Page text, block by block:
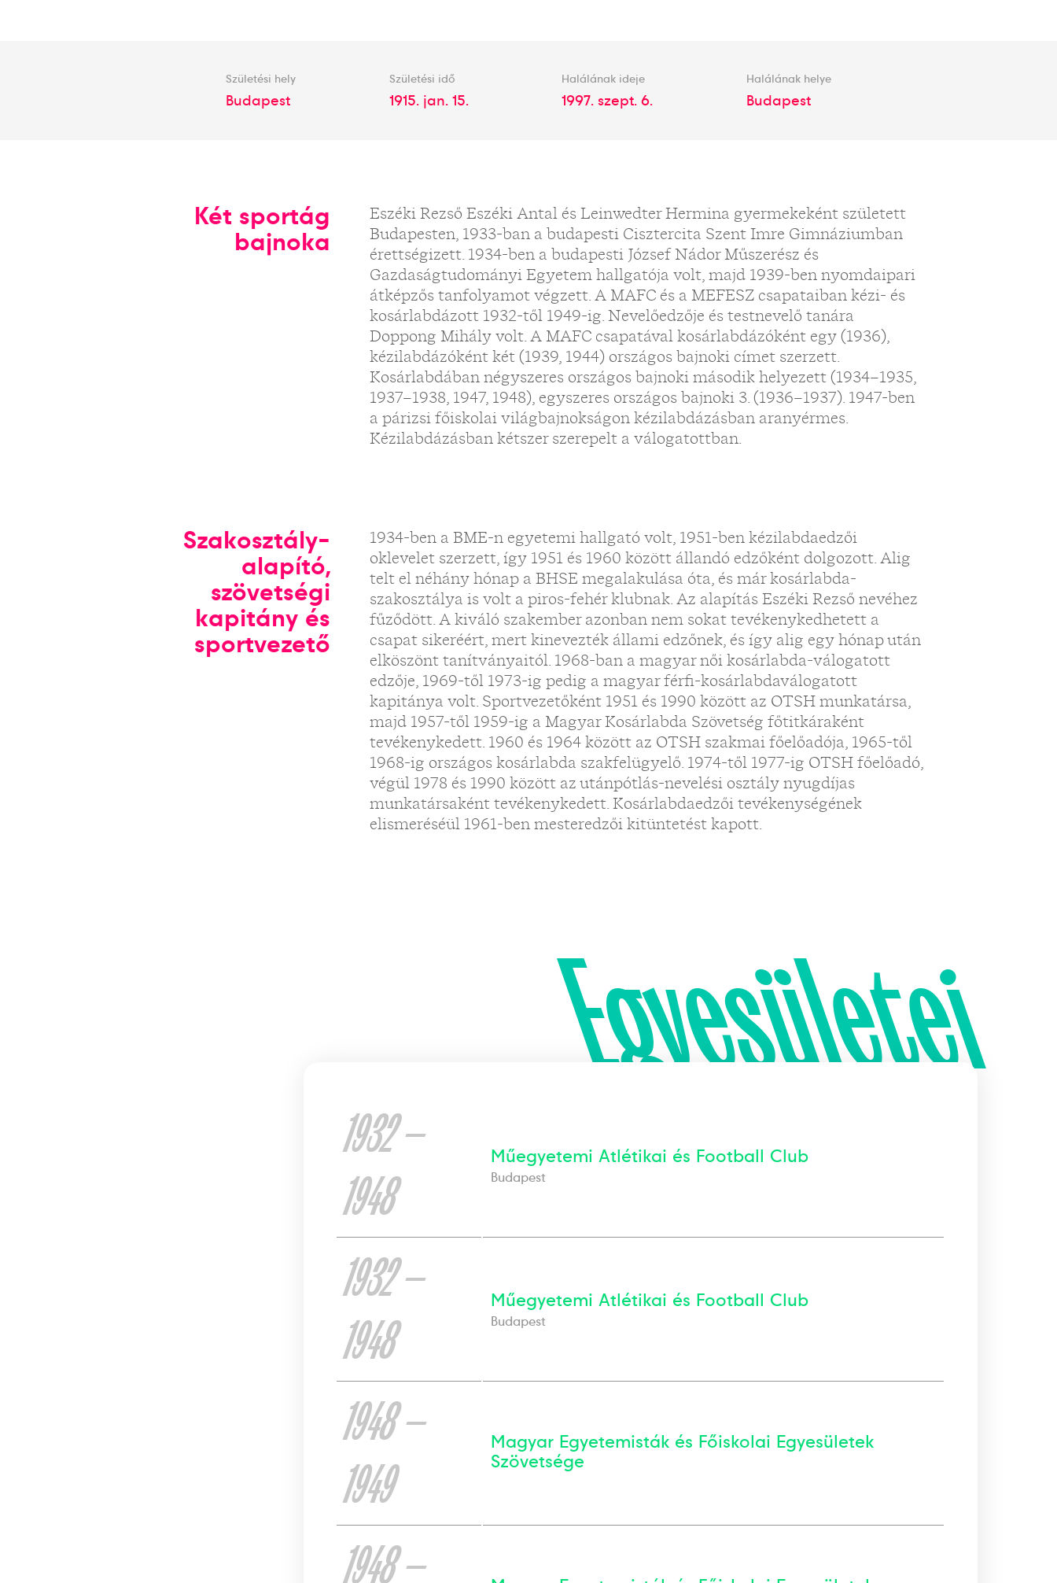
Születési hely
Budapest
Születési idő
1915. jan. 15.
Halálának ideje
1997. szept. 6.
Halálának helye
Budapest
Két sportág
bajnoka
Eszéki Rezső Eszéki Antal és Leinwedter Hermina gyermekeként született
Budapesten, 1933-ban a budapesti Cisztercita Szent Imre Gimnáziumban
érettségizett. 1934-ben a budapesti József Nádor Műszerész és
Gazdaságtudományi Egyetem hallgatója volt, majd 1939-ben nyomdaipari
átképzős tanfolyamot végzett. A MAFC és a MEFESZ csapataiban kézi- és
kosárlabdázott 1932-től 1949-ig. Nevelőedzője és testnevelő tanára
Doppong Mihály volt. A MAFC csapatával kosárlabdázóként egy (1936),
kézilabdázóként két (1939, 1944) országos bajnoki címet szerzett.
Kosárlabdában négyszeres országos bajnoki második helyezett (1934–1935,
1937–1938, 1947, 1948), egyszeres országos bajnoki 3. (1936–1937). 1947-ben
a párizsi főiskolai világbajnokságon kézilabdázásban aranyérmes.
Kézilabdázásban kétszer szerepelt a válogatottban.
Szakosztály-
alapító,
szövetségi
kapitány és
sportvezető
1934-ben a BME-n egyetemi hallgató volt, 1951-ben kézilabdaedzői
oklevelet szerzett, így 1951 és 1960 között állandó edzőként dolgozott. Alig
telt el néhány hónap a BHSE megalakulása óta, és már kosárlabda-
szakosztálya is volt a piros-fehér klubnak. Az alapítás Eszéki Rezső nevéhez
fűződött. A kiváló szakember azonban nem sokat tevékenykedhetett a
csapat sikeréért, mert kinevezték állami edzőnek, és így alig egy hónap után
elköszönt tanítványaitól. 1968-ban a magyar női kosárlabda-válogatott
edzője, 1969-től 1973-ig pedig a magyar férfi-kosárlabdaválogatott
kapitánya volt. Sportvezetőként 1951 és 1990 között az OTSH munkatársa,
majd 1957-től 1959-ig a Magyar Kosárlabda Szövetség főtitkáraként
tevékenykedett. 1960 és 1964 között az OTSH szakmai főelőadója, 1965-től
1968-ig országos kosárlabda szakfelügyelő. 1974-től 1977-ig OTSH főelőadó,
végül 1978 és 1990 között az utánpótlás-nevelési osztály nyugdíjas
munkatársaként tevékenykedett. Kosárlabdaedzői tevékenységének
elismeréséül 1961-ben mesteredzői kitüntetést kapott.
Egyesületei
1932 —
1948
Műegyetemi Atlétikai és Football Club
Budapest
1932 —
1948
Műegyetemi Atlétikai és Football Club
Budapest
1948 —
1949
Magyar Egyetemisták és Főiskolai Egyesületek
Szövetsége
1948 —